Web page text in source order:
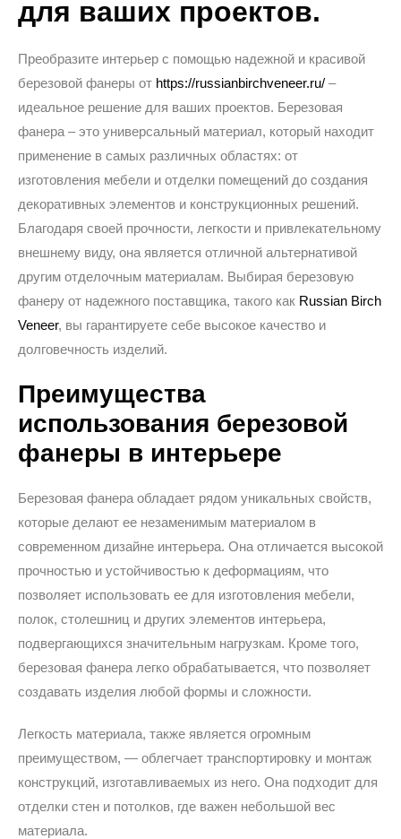
для ваших проектов.
Преобразите интерьер с помощью надежной и красивой
березовой фанеры от https://russianbirchveneer.ru/ –
идеальное решение для ваших проектов. Березовая
фанера – это универсальный материал, который находит
применение в самых различных областях: от
изготовления мебели и отделки помещений до создания
декоративных элементов и конструкционных решений.
Благодаря своей прочности, легкости и привлекательному
внешнему виду, она является отличной альтернативой
другим отделочным материалам. Выбирая березовую
фанеру от надежного поставщика, такого как Russian Birch
Veneer, вы гарантируете себе высокое качество и
долговечность изделий.
Преимущества
использования березовой
фанеры в интерьере
Березовая фанера обладает рядом уникальных свойств,
которые делают ее незаменимым материалом в
современном дизайне интерьера. Она отличается высокой
прочностью и устойчивостью к деформациям, что
позволяет использовать ее для изготовления мебели,
полок, столешниц и других элементов интерьера,
подвергающихся значительным нагрузкам. Кроме того,
березовая фанера легко обрабатывается, что позволяет
создавать изделия любой формы и сложности.
Легкость материала, также является огромным
преимуществом, — облегчает транспортировку и монтаж
конструкций, изготавливаемых из него. Она подходит для
отделки стен и потолков, где важен небольшой вес
материала.